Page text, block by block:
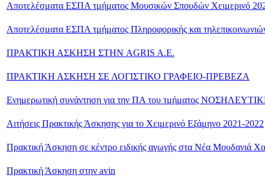
Αποτελέσματα ΕΣΠΑ τμήματος Μουσικών Σπουδών Χειμερινό
Αποτελέσματα ΕΣΠΑ τμήματος Πληροφορικής και
ΠΡΑΚΤΙΚΗ ΑΣΚΗΣΗ ΣΤΗΝ AGRIS A.E.
ΠΡΑΚΤΙΚΗ ΑΣΚΗΣΗ ΣΕ ΛΟΓΙΣΤΙΚΟ ΓΡΑΦΕΙΟ-ΠΡΕΒΕΖΑ
Ενημερωτική συνάντηση για την ΠΑ του τμήματος
Αιτήσεις Πρακτικής Άσκησης για το Χειμερινό Εξάμηνο 2021-2022
Πρακτική Άσκηση σε κέντρο ειδικής αγωγής στα Νέα Μουδανιά
Πρακτική Άσκηση στην avin